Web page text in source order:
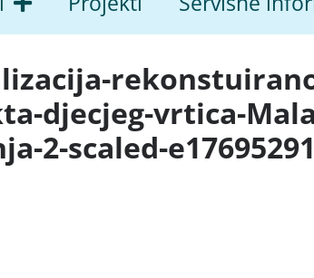
djecjeg-vrtica-
2-scaled-